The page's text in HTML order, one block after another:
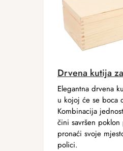
Drvena kutija
Elegantna drvena
u kojoj će se boca
Kombinacija
čini savršen
pronaći svoje
polici.